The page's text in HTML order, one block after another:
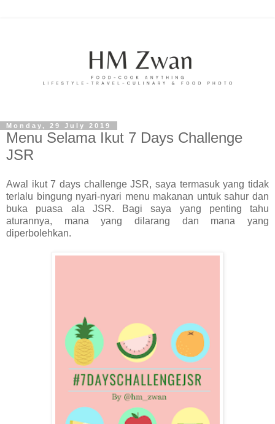
Monday, 29 July 2019
Menu Selama Ikut 7 Days Challenge
JSR
Awal ikut 7 days challenge JSR, saya termasuk yang tidak
terlalu bingung nyari-nyari menu makanan untuk sahur dan
buka puasa ala JSR. Bagi saya yang penting tahu
aturannya, mana yang dilarang dan mana yang
diperbolehkan.